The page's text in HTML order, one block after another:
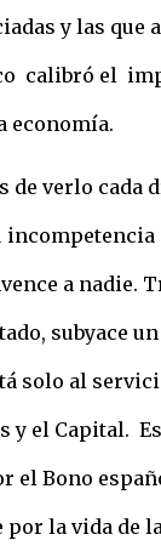
y las que
calibró el
economía.
de verlo cada
a nadie.
subyace
solo al
y el Capital.
el Bono
por la vida de